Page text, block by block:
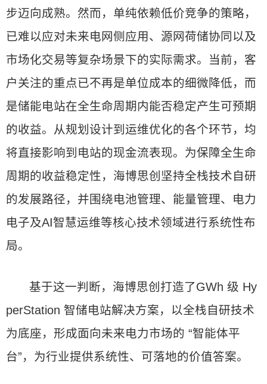
步迈向成熟。然而，单纯依赖低价竞争的策略，
已难以应对未来电网侧应用、源网荷储协同以及
市场化交易等复杂场景下的实际需求。当前，客
户关注的重点已不再是单位成本的细微降低，而
是储能电站在全生命周期内能否稳定产生可预期
的收益。从规划设计到运维优化的各个环节，均
将直接影响到电站的现金流表现。为保障全生命
周期的收益稳定性，海博思创坚持全栈技术自研
的发展路径，并围绕电池管理、能量管理、电力
电子及AI智慧运维等核心技术领域进行系统性布
局。
基于这一判断，海博思创打造了GWh 级 Hy
perStation 智储电站解决方案，以全栈自研技术
为底座，形成面向未来电力市场的 “智能体平
台”，为行业提供系统性、可落地的价值答案。